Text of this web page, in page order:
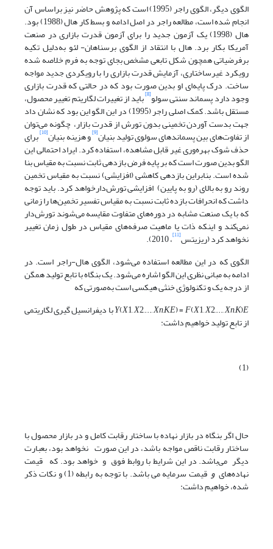
الگوی دیگر، الگوی راجر (1995) است که پژوهش حاضر نیز براساس آن
انجام شده است، مطالعه راجر در اصل ادامه و بسط کار هال (1988) بود.
هال (1998) یک آزمون جدید را برای آزمون قدرت بازاری در صنعت
آمریکا بکار برد. هال با انتقاد از الگوی برسناهان- لئو به‌دلیل تکیه
برفرضیاتی همچون شکل تابعی مشخص بجای توجه به فرم خلاصه شده
رویکرد غیرساختاری، آزمایش قدرت بازاری را با رویکردی جدید مواجه
ساخت. درک پایه‌ای او بدین صورت بود که در حالتی که قدرت بازاری
وجود دارد پسماند سنتی سولو[8] باید از تغییرات لگاریتم تغییر محصول،
مستقل باشد. کمک اصلی راجر (1995) در این الگو این بود که نشان داد
جهت بدست آوردن تخمینی بدون تورش از قدرت بازار، چگونه می‌توان
از تفاوت‌های بین پسماندهای سولوی تولید بنیان[9] و هزینه بنیان[10] برای
حذف شوک بهره‌وری غیر قابل مشاهده، استفاده کرد. ایراد احتمالی این
الگو بدین صورت است که بر پایه فرض بازدهی ثابت نسبت به مقیاس بنا
شده است. بنابراین بازدهی کاهشی (افزایشی) نسبت به مقیاس تخمین
روند رو به بالای (رو به پایین) افزایشی تورش‌دارخواهد کرد. باید توجه
داشت که انحرافات بازده ثابت نسبت به مقیاس تفسیر تخمین‌ها را زمانی
که با یک صنعت مشابه در دوره‌های متفاوت مقایسه می‌شوند تورش‌دار
نمی‌کند و اینکه ذات یا ماهیت صرفه‌های مقیاس در طول زمان تغییر
نخواهد کرد (ریزیتس[11]
، 2010).
الگوی که در این مطالعه استفاده می‌شود، الگوی هال-راجر است. در
ادامه به مبانی نظری این الگو اشاره می‌شود. یک بنگاه با تابع تولید همگن
از درجه یک و تکنولوژی خنثی هیکسی است به‌صورتی که
Y(X1,X2,...,Xn,K,E) =F(X1,X2,...,Xn,K)E با دیفرانسیل گیری لگاریتمی
از تابع تولید خواهیم داشت:
(1)
حال اگر بنگاه در بازار نهاده با ساختار رقابت کامل و در بازار محصول با
ساختار رقابت ناقص مواجه باشد، در این صورت نخواهد بود، بعبارت
دیگر می‌باشد. در این شرایط با روابط فوق و خواهد بود. که قیمت
نهاده‌های و قیمت سرمایه می باشد. با توجه به رابطه (1) و نکات ذکر
شده، خواهیم داشت: